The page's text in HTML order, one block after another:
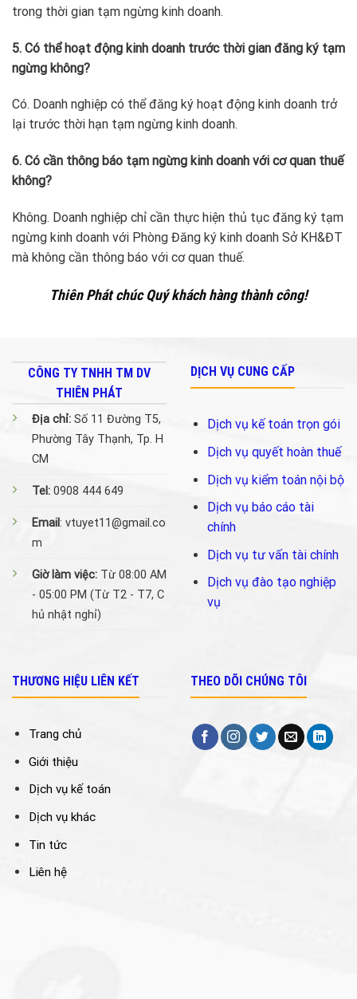
trong thời gian tạm ngừng kinh doanh.
5. Có thể hoạt động kinh doanh trước thời gian đăng ký tạm
ngừng không?
Có. Doanh nghiệp có thể đăng ký hoạt động kinh doanh trở
lại trước thời hạn tạm ngừng kinh doanh.
6. Có cần thông báo tạm ngừng kinh doanh với cơ quan thuế
không?
Không. Doanh nghiệp chỉ cần thực hiện thủ tục đăng ký tạm
ngừng kinh doanh với Phòng Đăng ký kinh doanh Sở KH&ĐT
mà không cần thông báo với cơ quan thuế.
Thiên Phát chúc Quý khách hàng thành công!
CÔNG TY TNHH TM DV
THIÊN PHÁT
Địa chỉ: Số 11 Đường T5,
Phường Tây Thạnh, Tp. H
CM
Tel: 0908 444 649
Email: vtuyet11@gmail.co
m
Giờ làm việc: Từ 08:00 AM
- 05:00 PM (Từ T2 - T7, C
hủ nhật nghỉ)
DỊCH VỤ CUNG CẤP
Dịch vụ kế toán trọn gói
Dịch vụ quyết hoàn thuế
Dịch vụ kiểm toán nội bộ
Dịch vụ báo cáo tài
chính
Dịch vụ tư vấn tài chính
Dịch vụ đào tạo nghiệp
vụ
THƯƠNG HIỆU LIÊN KẾT
Trang chủ
Giới thiệu
Dịch vụ kế toán
Dịch vụ khác
Tin tức
Liên hệ
THEO DÕI CHÚNG TÔI